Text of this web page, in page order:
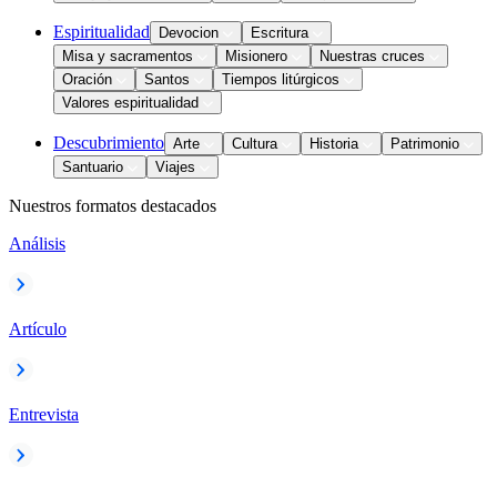
Espiritualidad Devocion
Escritura
Misa y sacramentos
Misionero
Nuestras cruces
Oración
Santos
Tiempos litúrgicos
Valores espiritualidad
Descubrimiento Arte Cultura Historia
Patrimonio
Santuario
Viajes
Nuestros formatos destacados
Análisis
Artículo
Entrevista